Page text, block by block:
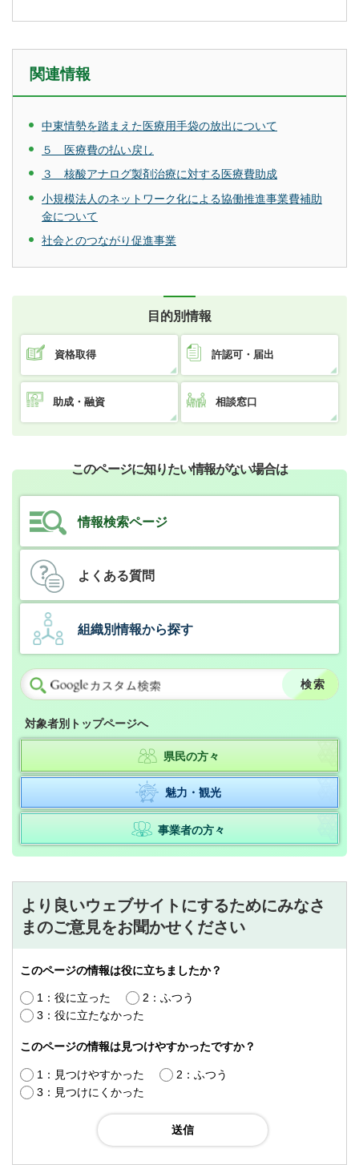
関連情報
中東情勢を踏まえた医療用手袋の放出について
５ 医療費の払い戻し
３ 核酸アナログ製剤治療に対する医療費助成
小規模法人のネットワーク化による協働推進事業費補助
金について
社会とのつながり促進事業
目的別情報
資格取得 許認可・届出
助成・融資 相談窓口
このページに知りたい情報がない場合は
情報検索ページ
よくある質問
組織別情報から探す
対象者別トップページへ
県民の方々
魅力・観光
事業者の方々
より良いウェブサイトにするためにみなさ
まのご意見をお聞かせください
このページの情報は役に立ちましたか？
1：役に立った
2：ふつう
3：役に立たなかった
このページの情報は見つけやすかったですか？
1：見つけやすかった
2：ふつう
3：見つけにくかった